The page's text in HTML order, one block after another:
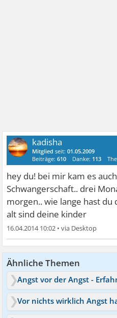
kadisha
Mitglied seit:01.05.2009
Beiträge:610 Danke: 113
hey du! bei mir kam es
Schwangerschaft.. drei
morgen.. wie lange hast du
alt sind deine kinder
16.04.2014 10:02 •
Ähnliche Themen